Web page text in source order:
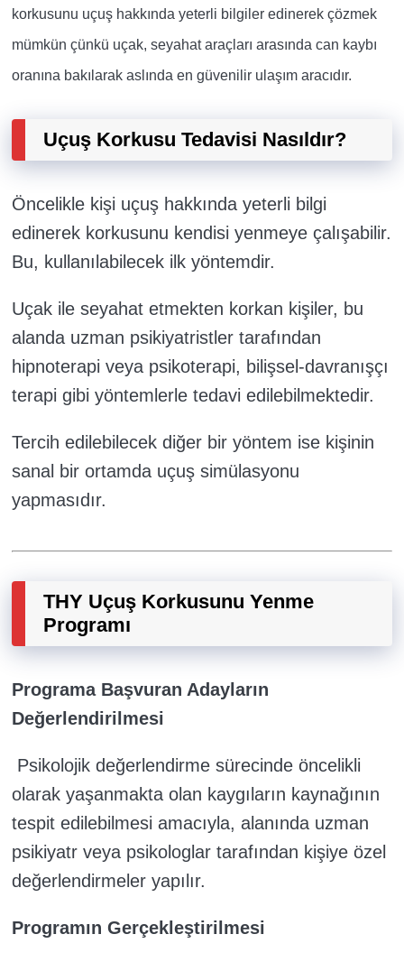
korkusunu uçuş hakkında yeterli bilgiler edinerek çözmek
mümkün çünkü uçak, seyahat araçları arasında can kaybı
oranına bakılarak aslında en güvenilir ulaşım aracıdır.
Uçuş Korkusu Tedavisi Nasıldır?
Öncelikle kişi uçuş hakkında yeterli bilgi
edinerek korkusunu kendisi yenmeye çalışabilir.
Bu, kullanılabilecek ilk yöntemdir.
Uçak ile seyahat etmekten korkan kişiler, bu
alanda uzman psikiyatristler tarafından
hipnoterapi veya psikoterapi, bilişsel-davranışçı
terapi gibi yöntemlerle tedavi edilebilmektedir.
Tercih edilebilecek diğer bir yöntem ise kişinin
sanal bir ortamda uçuş simülasyonu
yapmasıdır.
THY Uçuş Korkusunu Yenme
Programı
Programa Başvuran Adayların
Değerlendirilmesi
Psikolojik değerlendirme sürecinde öncelikli
olarak yaşanmakta olan kaygıların kaynağının
tespit edilebilmesi amacıyla, alanında uzman
psikiyatr veya psikologlar tarafından kişiye özel
değerlendirmeler yapılır.
Programın Gerçekleştirilmesi